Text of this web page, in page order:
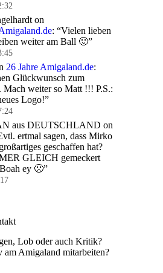
on
: “Vielen lieben
weiter am Ball 🙂”
26 Jahre Amigaland.de:
Glückwunsch zum
Mach weiter so Matt !!! P.S.:
Logo!”
aus DEUTSCHLAND on
ertmal sagen, dass Mirko
geschaffen hat?
GLEICH gemeckert
ey 🙁”
Lob oder auch Kritik?
am Amigaland mitarbeiten?